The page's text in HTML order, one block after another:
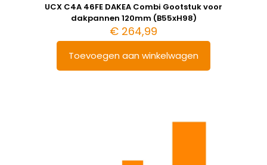
UCX C4A 46FE DAKEA Combi Gootstuk voor
dakpannen 120mm (B55xH98)
€ 264,99
Toevoegen aan winkelwagen